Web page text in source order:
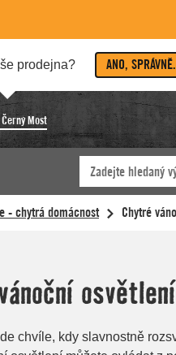
prodejna? ANO, SPRÁVNĚ.
Most